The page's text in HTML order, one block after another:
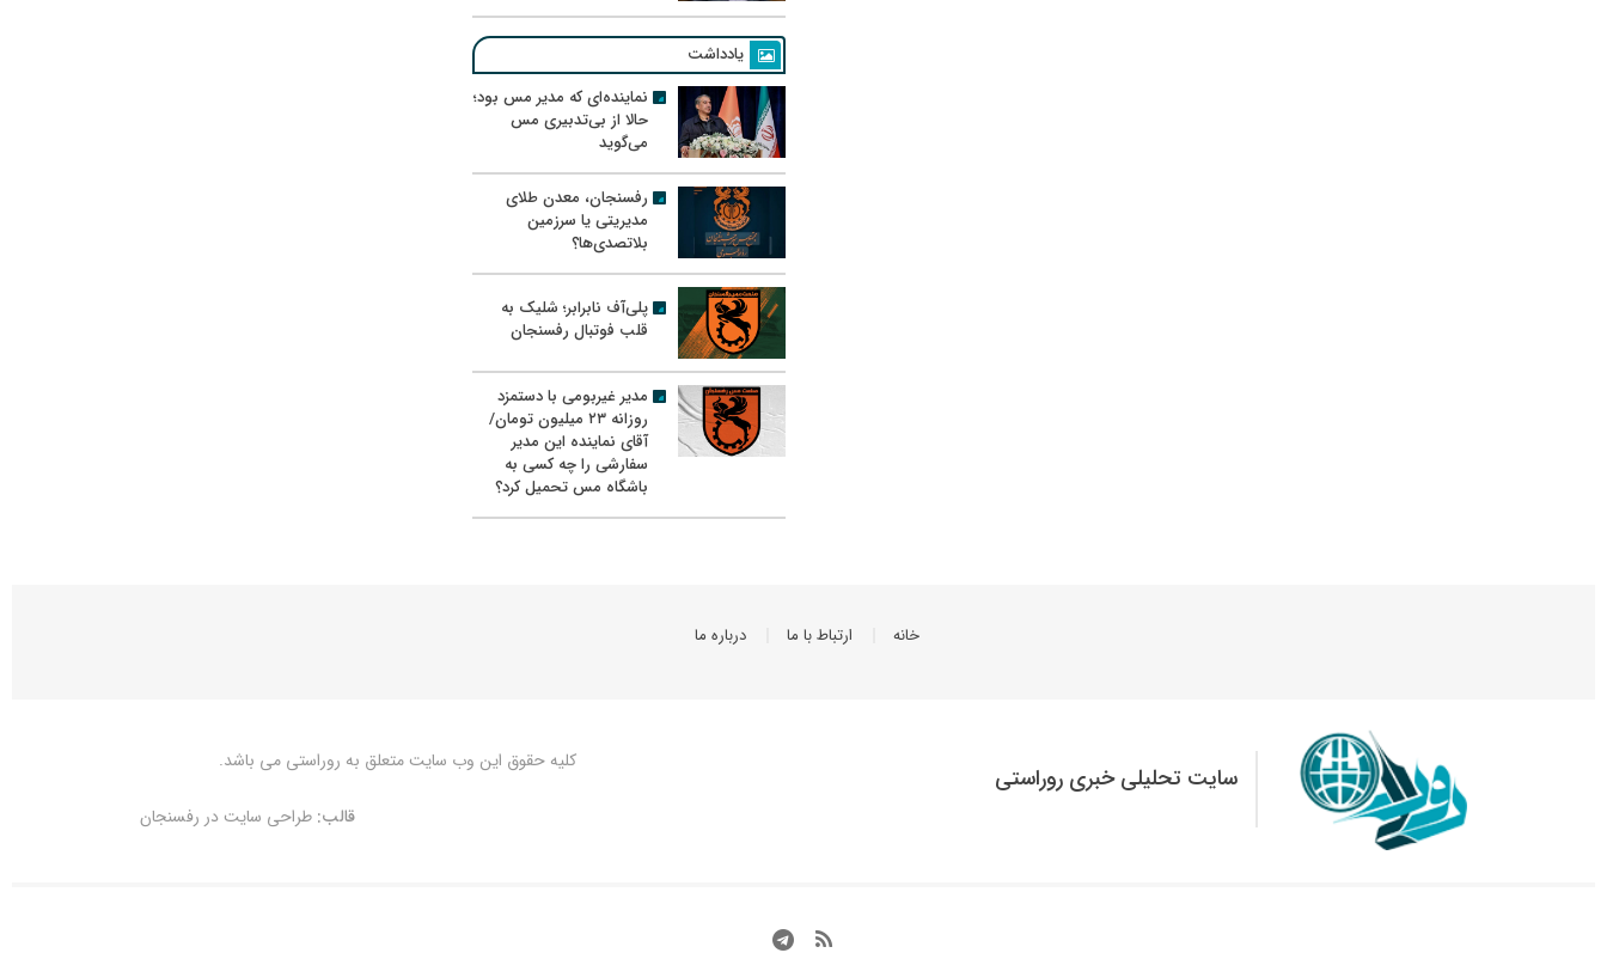
یادداشت
نماینده‌ای که مدیر مس بود؛
حالا از بی‌تدبیری مس
می‌گوید
رفسنجان، معدن طلای
مدیریتی یا سرزمین
بلاتصدی‌ها؟
پلی‌آف نابرابر؛ شلیک به
قلب فوتبال رفسنجان
مدیر غیربومی با دستمزد
روزانه ۲۳ میلیون تومان/
آقای نماینده این مدیر
سفارشی را چه کسی به
باشگاه مس تحمیل کرد؟
خانه ارتباط با ما درباره ما
سایت تحلیلی خبری روراستی
کلیه حقوق این وب سایت متعلق به روراستی می باشد.
قالب: طراحی سایت در رفسنجان